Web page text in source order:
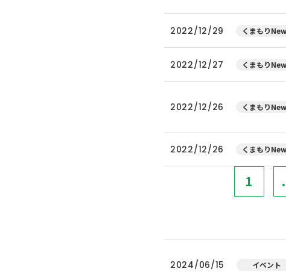
2022/12/29 くまもり
2022/12/27 くまもり
2022/12/26 くまもり
2022/12/26 くまもり
1
2024/06/15 イベント